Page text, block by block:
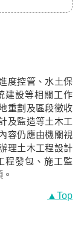
度控管、水土保
建設等相關工作
重劃及區段徵收
及監造等土木工
容仍應由機關視
理土木工程設計
程發包、施工監
▲Top